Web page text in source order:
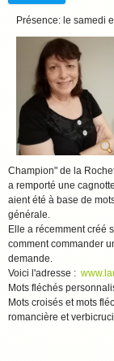
Présence: le samedi
Champion" de la
a remporté une
aient été à base de
générale.
Elle a récemment créé
comment commander
demande.
Voici l'adresse :
Mots fléchés
Mots croisés et mots
romancière et